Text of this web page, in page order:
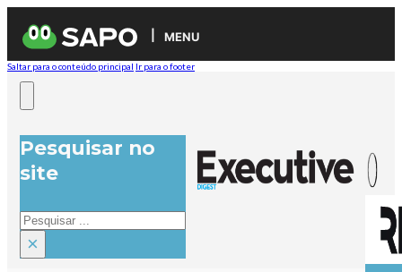
MENU
Saltar para o conteúdo principal Ir para o footer
Pesquisar no
site
Pesquisar
×